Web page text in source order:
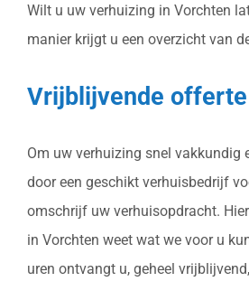
Wilt u uw verhuizing in Vorchten
manier krijgt u een overzicht van
Vrijblijvende
Om uw verhuizing snel vakkundig
door een geschikt verhuisbedrijf
omschrijf uw verhuisopdracht.
in Vorchten weet wat we voor u
uren ontvangt u, geheel